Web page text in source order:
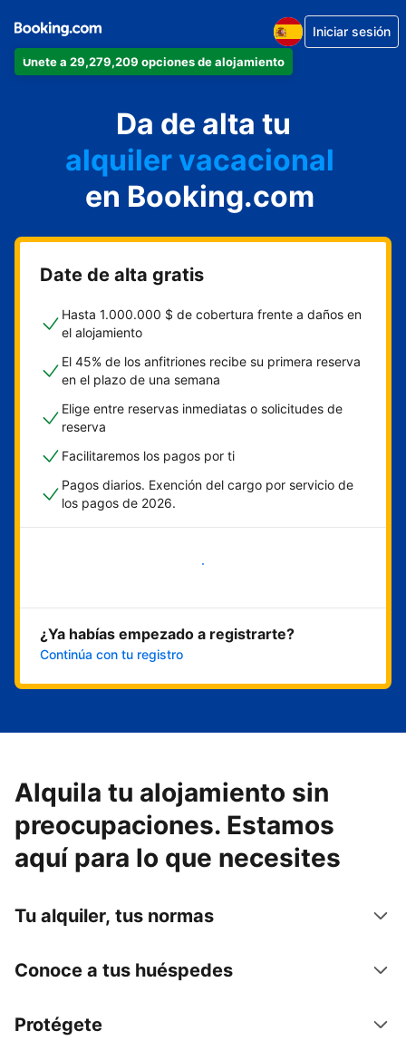
Únete a 29,279,209 opciones de alojamiento
Iniciar sesión
Da de alta tu
apartamento
hotel
alquiler vacacional
hostal o pensión
casa rural
en Booking.com
Date de alta gratis
Hasta 1.000.000 $ de cobertura frente a daños en
el alojamiento
El 45% de los anfitriones recibe su primera reserva
en el plazo de una semana
Elige entre reservas inmediatas o solicitudes de
reserva
Facilitaremos los pagos por ti
Pagos diarios. Exención del cargo por servicio de
los pagos de 2026.
Empieza ahora
¿Ya habías empezado a registrarte?
Continúa con tu registro
Alquila tu alojamiento sin
preocupaciones. Estamos
aquí para lo que necesites
Tu alquiler, tus normas
Conoce a tus huéspedes
Protégete